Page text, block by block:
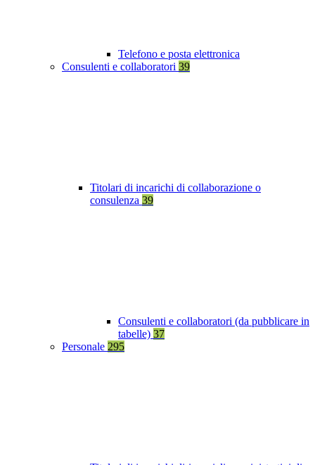
Telefono e posta elettronica
Consulenti e collaboratori 39
Titolari di incarichi di collaborazione o
consulenza 39
Consulenti e collaboratori (da pubblicare in
tabelle) 37
Personale 295